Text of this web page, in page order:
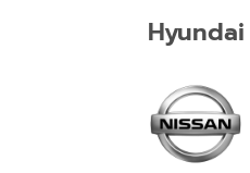
Hyundai